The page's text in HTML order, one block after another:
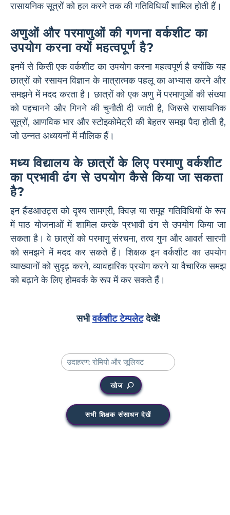
रासायनिक सूत्रों को हल करने तक की गतिविधियाँ शामिल होती हैं।
अणुओं और परमाणुओं की गणना वर्कशीट का
उपयोग करना क्यों महत्वपूर्ण है?
इनमें से किसी एक वर्कशीट का उपयोग करना महत्वपूर्ण है क्योंकि यह
छात्रों को रसायन विज्ञान के मात्रात्मक पहलू का अभ्यास करने और
समझने में मदद करता है। छात्रों को एक अणु में परमाणुओं की संख्या
को पहचानने और गिनने की चुनौती दी जाती है, जिससे रासायनिक
सूत्रों, आणविक भार और स्टोइकोमेट्री की बेहतर समझ पैदा होती है,
जो उन्नत अध्ययनों में मौलिक हैं।
मध्य विद्यालय के छात्रों के लिए परमाणु वर्कशीट
का प्रभावी ढंग से उपयोग कैसे किया जा सकता
है?
इन हैंडआउट्स को दृश्य सामग्री, क्विज़ या समूह गतिविधियों के रूप
में पाठ योजनाओं में शामिल करके प्रभावी ढंग से उपयोग किया जा
सकता है। वे छात्रों को परमाणु संरचना, तत्व गुण और आवर्त सारणी
को समझने में मदद कर सकते हैं। शिक्षक इन वर्कशीट का उपयोग
व्याख्यानों को सुदृढ़ करने, व्यावहारिक प्रयोग करने या वैचारिक समझ
को बढ़ाने के लिए होमवर्क के रूप में कर सकते हैं।
सभीवर्कशीट टेम्पलेटदेखें!
खोज
सभी शिक्षक संसाधन देखें